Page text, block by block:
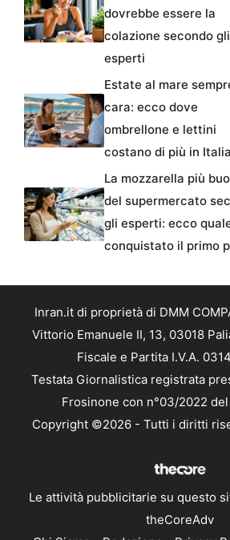
dovrebbe essere la
colazione secondo gli
esperti
Estate al mare
cara: ecco dove
ombrellone e lettini
costano di più in Italia
La mozzarella più
del supermercato
gli esperti: ecco
conquistato il primo
Inran.it di proprietà di DMM
Vittorio Emanuele II, 13, 03018
Fiscale e Partita I.V.A.
Testata Giornalistica registrata
Frosinone con n°03/2022
Copyright ©2026 - Tutti i diritti
Le attività pubblicitarie su questo
theCoreAdv